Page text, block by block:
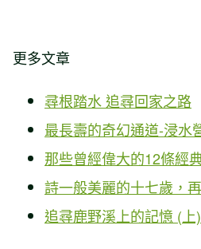
更多文章
尋根踏水 追尋回家之路
最長壽的奇幻通道-浸水
那些曾經偉大的12條經
詩一般美麗的十七歲，
追尋鹿野溪上的記憶 (上)